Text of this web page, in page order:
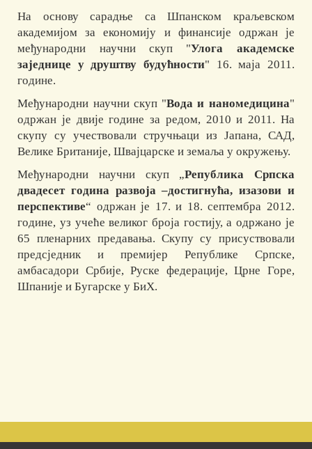
На основу сарадње са Шпанском краљевском
академијом за економију и финансије одржан је
међународни научни скуп "Улога академске
заједнице у друштву будућности" 16. маја 2011.
године.
Међународни научни скуп "Вода и наномедицина"
одржан је двије године за редом, 2010 и 2011. На
скупу су учествовали стручњаци из Јапана, САД,
Велике Британије, Швајцарске и земаља у окружењу.
Међународни научни скуп „Република Српска
двадесет година развоја –достигнућа, изазови и
перспективе“ одржан је 17. и 18. септембра 2012.
године, уз учеће великог броја гостију, а одржано је
65 пленарних предавања. Скупу су присуствовали
предсједник и премијер Републике Српске,
амбасадори Србије, Руске федерације, Црне Горе,
Шпаније и Бугарске у БиХ.